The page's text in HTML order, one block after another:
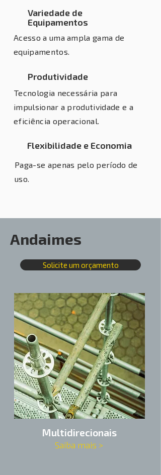
Variedade de
Equipamentos
Acesso a uma ampla gama de
equipamentos.
Produtividade
Tecnologia necessária para
impulsionar a produtividade e a
eficiência operacional.
Flexibilidade e Economia
Paga-se apenas pelo período de
uso.
Andaimes
Solicite um orçamento
Multidirecionais
Saiba mais >